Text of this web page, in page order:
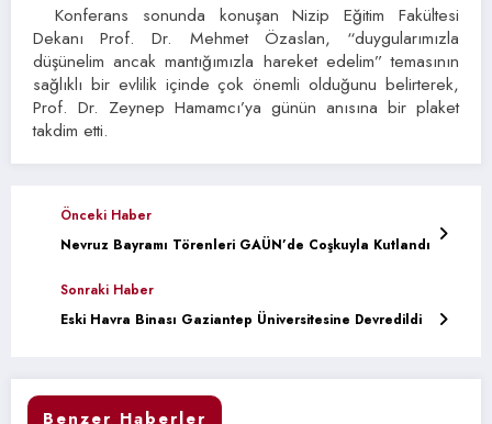
Konferans sonunda konuşan Nizip Eğitim Fakültesi
Dekanı Prof. Dr. Mehmet Özaslan, “duygularımızla
düşünelim ancak mantığımızla hareket edelim” temasının
sağlıklı bir evlilik içinde çok önemli olduğunu belirterek,
Prof. Dr. Zeynep Hamamcı’ya günün anısına bir plaket
takdim etti.
Önceki Haber
Nevruz Bayramı Törenleri GAÜN’de Coşkuyla Kutlandı
Sonraki Haber
Eski Havra Binası Gaziantep Üniversitesine Devredildi
Benzer Haberler